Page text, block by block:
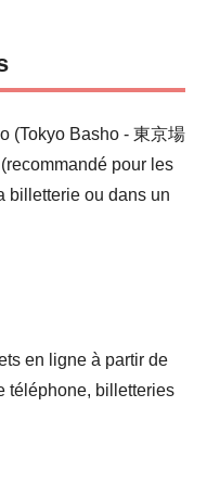
(Tokyo Basho - 東京場
pour les
billetterie ou dans un
en ligne à partir de
téléphone, billetteries